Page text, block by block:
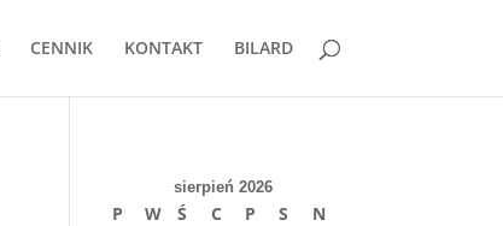
CENNIK KONTAKT BILARD
sierpień 2026
P W Ś C P S
N